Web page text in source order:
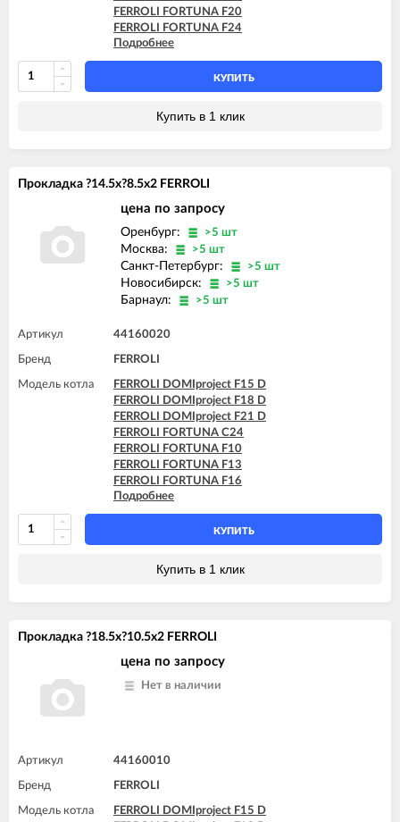
FERROLI FORTUNA F20
FERROLI FORTUNA F24
FERROLI FORTUNA H C13
FERROLI FORTUNA H C24
FERROLI FORTUNA H F13
FERROLI FORTUNA H F24
FERROLI VITABEL F13
FERROLI VITABEL F24
Подробнее
КУПИТЬ
Купить в 1 клик
Прокладка ?14.5x?8.5x2 FERROLI
цена по запросу
Оренбург: >5 шт
Москва: >5 шт
Санкт-Петербург: >5 шт
Новосибирск: >5 шт
Барнаул: >5 шт
Артикул 44160020
Бренд FERROLI
Модель котла
FERROLI DOMIproject F15 D
FERROLI DOMIproject F18 D
FERROLI DOMIproject F21 D
FERROLI FORTUNA C24
FERROLI FORTUNA F10
FERROLI FORTUNA F13
FERROLI FORTUNA F16
FERROLI FORTUNA F18
FERROLI FORTUNA F20
FERROLI FORTUNA F24
FERROLI FORTUNA H C13
FERROLI FORTUNA H C32
FERROLI VITABEL F10
FERROLI VITABEL F13
FERROLI VITABEL F18
Подробнее
КУПИТЬ
Купить в 1 клик
Прокладка ?18.5x?10.5x2 FERROLI
цена по запросу
Нет в наличии
Артикул 44160010
Бренд FERROLI
Модель котла
FERROLI DOMIproject F15 D